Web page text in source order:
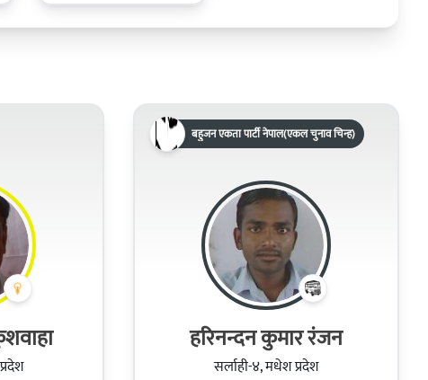
बहुजन एकता पार्टी नेपाल(एकल चुनाव चिन्ह)
हरिनन्दन कुमार रंजन
सर्लाही-४, मधेश प्रदेश